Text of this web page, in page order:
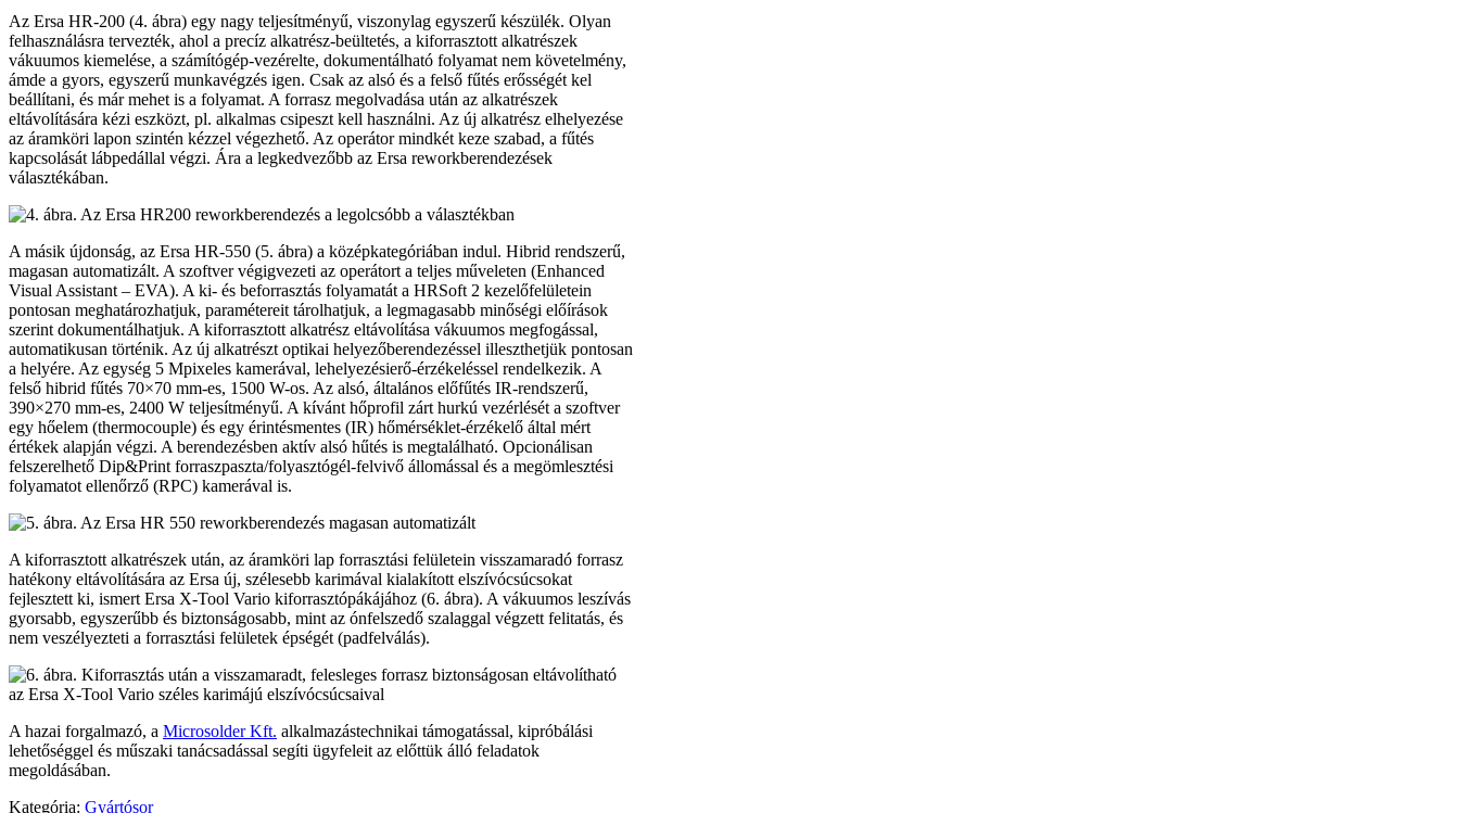
Az Ersa HR-200 (4. ábra) egy nagy teljesítményű, viszonylag egyszerű készülék. Olyan
felhasználásra tervezték, ahol a precíz alkatrész-beültetés, a kiforrasztott alkatrészek
vákuumos kiemelése, a számítógép-vezérelte, dokumentálható folyamat nem követelmény,
ámde a gyors, egyszerű munkavégzés igen. Csak az alsó és a felső fűtés erősségét kel
beállítani, és már mehet is a folyamat. A forrasz megolvadása után az alkatrészek
eltávolítására kézi eszközt, pl. alkalmas csipeszt kell használni. Az új alkatrész elhelyezése
az áramköri lapon szintén kézzel végezhető. Az operátor mindkét keze szabad, a fűtés
kapcsolását lábpedállal végzi. Ára a legkedvezőbb az Ersa reworkberendezések
választékában.
A másik újdonság, az Ersa HR-550 (5. ábra) a középkategóriában indul. Hibrid rendszerű,
magasan automatizált. A szoftver végigvezeti az operátort a teljes műveleten (Enhanced
Visual Assistant – EVA). A ki- és beforrasztás folyamatát a HRSoft 2 kezelőfelületein
pontosan meghatározhatjuk, paramétereit tárolhatjuk, a legmagasabb minőségi előírások
szerint dokumentálhatjuk. A kiforrasztott alkatrész eltávolítása vákuumos megfogással,
automatikusan történik. Az új alkatrészt optikai helyezőberendezéssel illeszthetjük pontosan
a helyére. Az egység 5 Mpixeles kamerával, lehelyezésierő-érzékeléssel rendelkezik. A
felső hibrid fűtés 70×70 mm-es, 1500 W-os. Az alsó, általános előfűtés IR-rendszerű,
390×270 mm-es, 2400 W teljesítményű. A kívánt hőprofil zárt hurkú vezérlését a szoftver
egy hőelem (thermocouple) és egy érintésmentes (IR) hőmérséklet-érzékelő által mért
értékek alapján végzi. A berendezésben aktív alsó hűtés is megtalálható. Opcionálisan
felszerelhető Dip&Print forraszpaszta/folyasztógél-felvivő állomással és a megömlesztési
folyamatot ellenőrző (RPC) kamerával is.
A kiforrasztott alkatrészek után, az áramköri lap forrasztási felületein visszamaradó forrasz
hatékony eltávolítására az Ersa új, szélesebb karimával kialakított elszívócsúcsokat
fejlesztett ki, ismert Ersa X-Tool Vario kiforrasztópákájához (6. ábra). A vákuumos leszívás
gyorsabb, egyszerűbb és biztonságosabb, mint az ónfelszedő szalaggal végzett felitatás, és
nem veszélyezteti a forrasztási felületek épségét (padfelválás).
A hazai forgalmazó, a Microsolder Kft. alkalmazástechnikai támogatással, kipróbálási
lehetőséggel és műszaki tanácsadással segíti ügyfeleit az előttük álló feladatok
megoldásában.
Kategória: Gyártósor